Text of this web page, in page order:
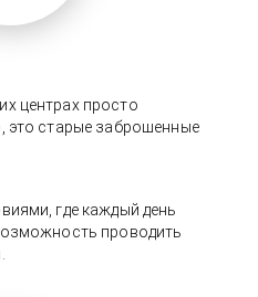
специалистов
центрах просто
это старые заброшенные
где каждый день
проводить